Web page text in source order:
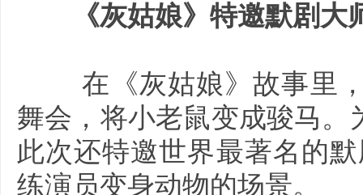
《灰姑娘》特邀默剧
在《灰姑娘》故事里，
舞会，将小老鼠变成骏马
此次还特邀世界最著名的
练演员变身动物的场景。